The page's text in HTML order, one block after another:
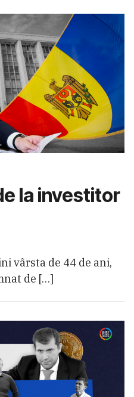
la investitor
vârsta de 44 de ani,
de […]